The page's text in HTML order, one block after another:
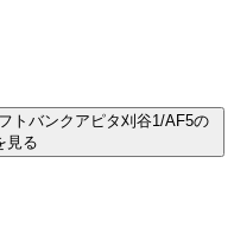
トバンクアピタ刈谷1/AF5の
見る